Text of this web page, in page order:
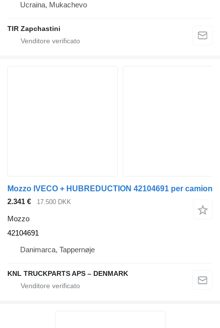
Ucraina, Mukachevo
TIR Zapchastini
Mozzo IVECO + HUBREDUCTION 42104691 per camion
2.341 €
17.500 DKK
Mozzo
42104691
Danimarca, Tappernøje
KNL TRUCKPARTS APS – DENMARK